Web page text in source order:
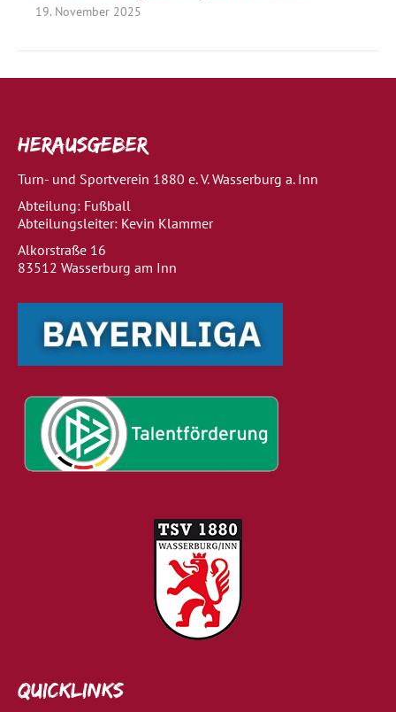
19. November 2025
Herausgeber
Turn- und Sportverein 1880 e. V. Wasserburg a. Inn
Abteilung: Fußball
Abteilungsleiter: Kevin Klammer
Alkorstraße 16
83512 Wasserburg am Inn
Quicklinks